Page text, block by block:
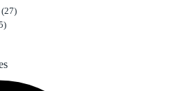
(27)